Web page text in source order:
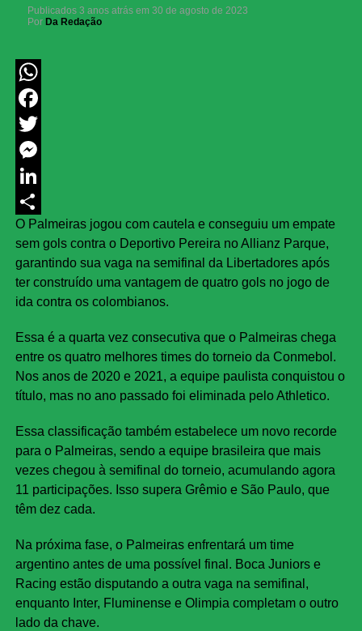
Publicados 3 anos atrás em 30 de agosto de 2023
Por Da Redação
WhatsApp
Facebook
Twitter
Messenger
LinkedIn
Share
O Palmeiras jogou com cautela e conseguiu um empate
sem gols contra o Deportivo Pereira no Allianz Parque,
garantindo sua vaga na semifinal da Libertadores após
ter construído uma vantagem de quatro gols no jogo de
ida contra os colombianos.
Essa é a quarta vez consecutiva que o Palmeiras chega
entre os quatro melhores times do torneio da Conmebol.
Nos anos de 2020 e 2021, a equipe paulista conquistou o
título, mas no ano passado foi eliminada pelo Athletico.
Essa classificação também estabelece um novo recorde
para o Palmeiras, sendo a equipe brasileira que mais
vezes chegou à semifinal do torneio, acumulando agora
11 participações. Isso supera Grêmio e São Paulo, que
têm dez cada.
Na próxima fase, o Palmeiras enfrentará um time
argentino antes de uma possível final. Boca Juniors e
Racing estão disputando a outra vaga na semifinal,
enquanto Inter, Fluminense e Olimpia completam o outro
lado da chave.